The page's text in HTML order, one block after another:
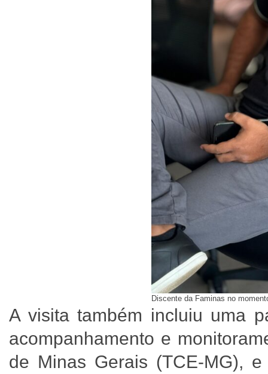
Discente da Faminas no
A visita também incluiu uma
acompanhamento e
de Minas Gerais (TCE-MG),